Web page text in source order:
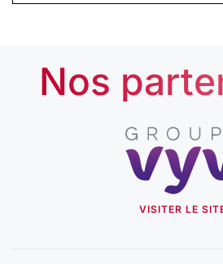
Nos
VISITER LE